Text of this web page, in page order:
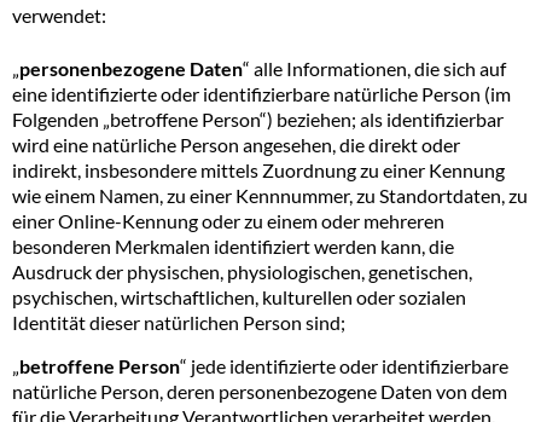
verwendet:
„personenbezogene Daten“ alle Informationen, die sich auf
eine identifizierte oder identifizierbare natürliche Person (im
Folgenden „betroffene Person“) beziehen; als identifizierbar
wird eine natürliche Person angesehen, die direkt oder
indirekt, insbesondere mittels Zuordnung zu einer Kennung
wie einem Namen, zu einer Kennnummer, zu Standortdaten, zu
einer Online-Kennung oder zu einem oder mehreren
besonderen Merkmalen identifiziert werden kann, die
Ausdruck der physischen, physiologischen, genetischen,
psychischen, wirtschaftlichen, kulturellen oder sozialen
Identität dieser natürlichen Person sind;
„betroffene Person“ jede identifizierte oder identifizierbare
natürliche Person, deren personenbezogene Daten von dem
für die Verarbeitung Verantwortlichen verarbeitet werden.